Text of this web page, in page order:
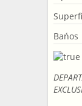
Bańos